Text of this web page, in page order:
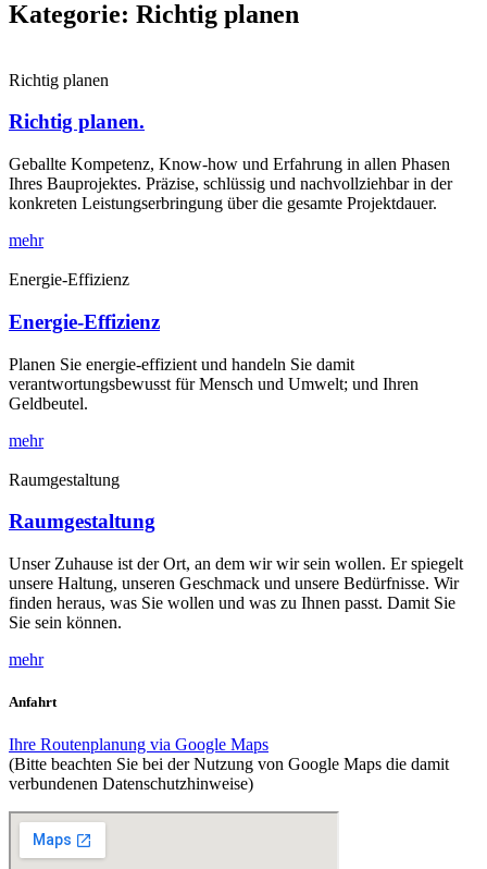
Kategorie: Richtig planen
Richtig planen
Richtig planen.
Geballte Kompetenz, Know-how und Erfahrung in allen Phasen
Ihres Bauprojektes. Präzise, schlüssig und nachvollziehbar in der
konkreten Leistungserbringung über die gesamte Projektdauer.
mehr
Energie-Effizienz
Energie-Effizienz
Planen Sie energie-effizient und handeln Sie damit
verantwortungsbewusst für Mensch und Umwelt; und Ihren
Geldbeutel.
mehr
Raumgestaltung
Raumgestaltung
Unser Zuhause ist der Ort, an dem wir wir sein wollen. Er spiegelt
unsere Haltung, unseren Geschmack und unsere Bedürfnisse. Wir
finden heraus, was Sie wollen und was zu Ihnen passt. Damit Sie
Sie sein können.
mehr
Anfahrt
Ihre Routenplanung via Google Maps
(Bitte beachten Sie bei der Nutzung von Google Maps die damit
verbundenen Datenschutzhinweise)